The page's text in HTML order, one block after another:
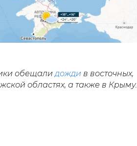
обещалидожди в восточных,
областях, а также в Крыму.